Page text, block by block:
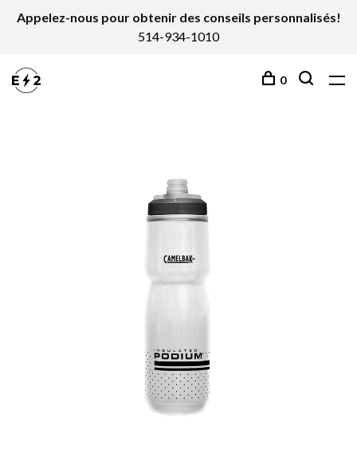
Appelez-nous pour obtenir des conseils personnalisés!
514-934-1010
0